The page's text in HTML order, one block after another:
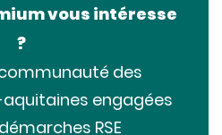
vous intéresse
?
des
engagées
RSE